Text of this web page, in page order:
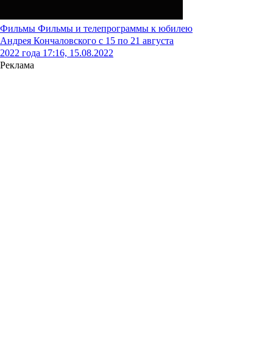
Фильмы Фильмы и телепрограммы к юбилею
Андрея Кончаловского с 15 по 21 августа
2022 года 17:16, 15.08.2022
Реклама